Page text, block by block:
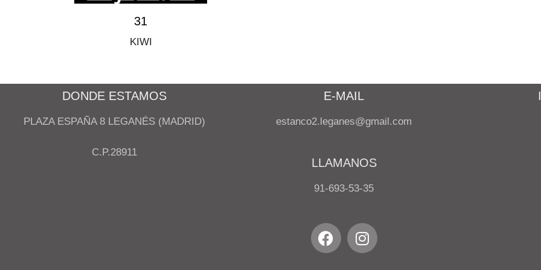
31
KIWI
DONDE ESTAMOS
PLAZA ESPAÑA 8 LEGANÉS (MADRID)
C.P.28911
E-MAIL
estanco2.leganes@gmail.com
LLAMANOS
91-693-53-35